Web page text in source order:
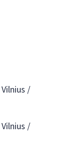
/
/